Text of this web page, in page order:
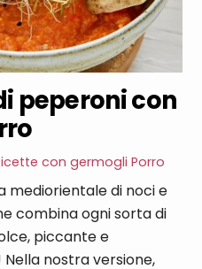
peperoni con
con germogli Porro
mediorientale di noci e
combina ogni sorta di
piccante e
nostra versione,